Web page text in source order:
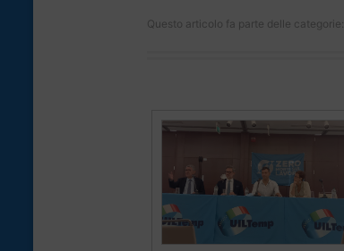
Questo articolo fa parte delle categorie: